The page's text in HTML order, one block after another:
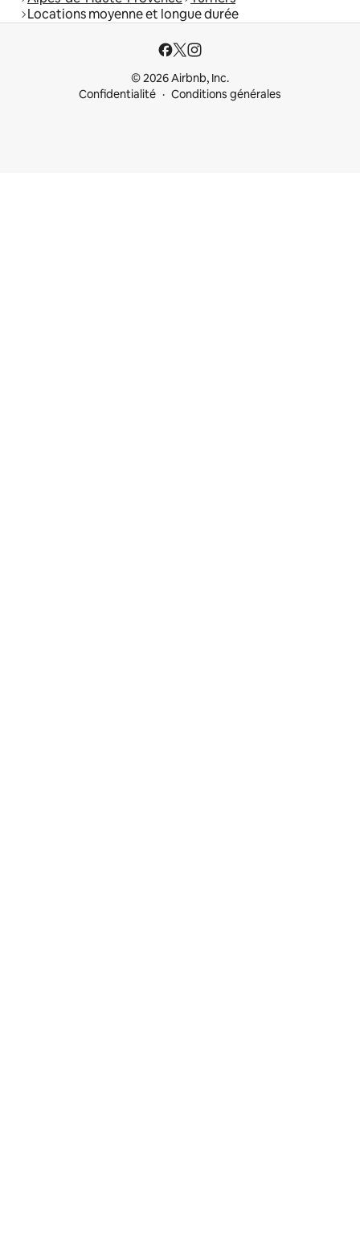
Locations moyenne et longue durée
© 2026 Airbnb, Inc.
Confidentialité
Conditions générales